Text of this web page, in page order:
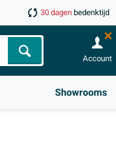
30 dagenbedenktijd
Zoeken Account
Showrooms